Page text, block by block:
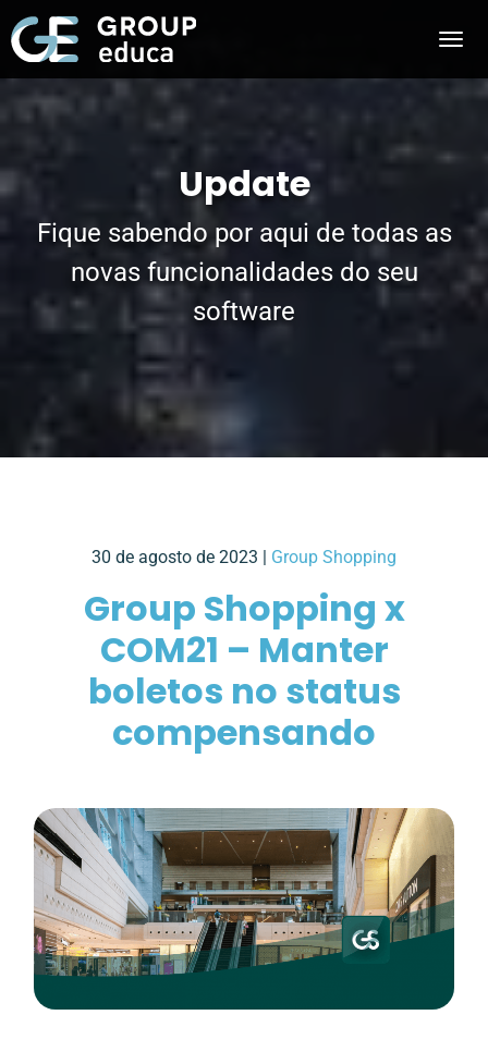
Update
Fique sabendo por aqui de todas as
novas funcionalidades do seu
software
30 de agosto de 2023 | Group Shopping
Group Shopping x
COM21 – Manter
boletos no status
compensando